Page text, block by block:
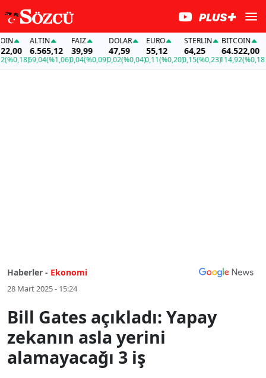
ALTIN
6.565,12
69,04(%1,06)
FAİZ
39,99
0,04(%0,09)
DOLAR
47,59
0,02(%0,04)
EURO
55,12
0,11(%0,20)
STERLIN
64,25
0,15(%0,23)
BITCOIN
64.522,00
114,92(%0,18)
Haberler - Ekonomi
28 Mart 2025 - 15:24
Bill Gates açıkladı: Yapay
zekanın asla yerini
alamayacağı 3 iş